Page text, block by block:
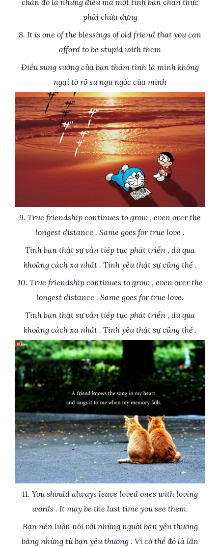
phải chứa đựng
8. It is one of the blessings of old friend that you can
afford to be stupid with them
Điều sung sướng của bạn thâm tình là mình không
ngại tỏ rõ sự ngu ngốc của mình
9. True friendship continues to grow , even over the
longest distance . Same goes for true love .
Tình bạn thật sự vẫn tiếp tục phát triển , dù qua
khoảng cách xa nhất . Tình yêu thật sự cũng thế .
10. True friendship continues to grow , even over the
longest distance . Same goes for true love.
Tình bạn thật sự vẫn tiếp tục phát triển , dù qua
khoảng cách xa nhất . Tình yêu thật sự cũng thế .
11. You should always leave loved ones with loving
words . It may be the last time you see them.
Bạn nên luôn nói với những người bạn yêu thương
bằng những từ bạn yêu thương . Vì có thể đó là lần